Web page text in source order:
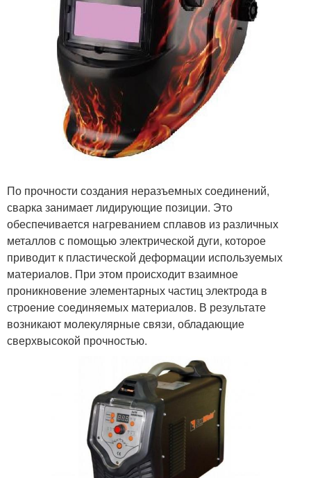
По прочности создания неразъемных соединений,
сварка занимает лидирующие позиции. Это
обеспечивается нагреванием сплавов из различных
металлов с помощью электрической дуги, которое
приводит к пластической деформации используемых
материалов. При этом происходит взаимное
проникновение элементарных частиц электрода в
строение соединяемых материалов. В результате
возникают молекулярные связи, обладающие
сверхвысокой прочностью.